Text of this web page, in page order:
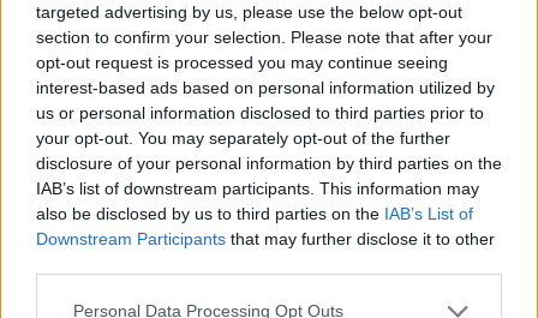
targeted advertising by us, please use the below opt-out
section to confirm your selection. Please note that after your
opt-out request is processed you may continue seeing
interest-based ads based on personal information utilized by
us or personal information disclosed to third parties prior to
your opt-out. You may separately opt-out of the further
disclosure of your personal information by third parties on the
IAB’s list of downstream participants. This information may
also be disclosed by us to third parties on the IAB’s List of
Downstream Participants that may further disclose it to other
Personal Data Processing Opt Outs